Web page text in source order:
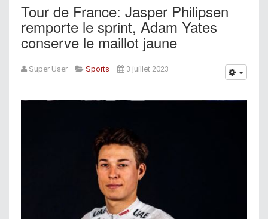
Tour de France: Jasper Philipsen
remporte le sprint, Adam Yates
conserve le maillot jaune
Super User Sports 3 juillet 2023